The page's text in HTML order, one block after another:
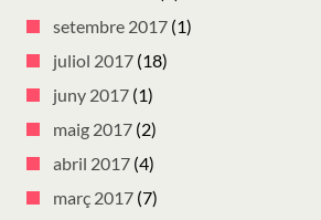
setembre 2017 (1)
juliol 2017 (18)
juny 2017 (1)
maig 2017 (2)
abril 2017 (4)
març 2017 (7)